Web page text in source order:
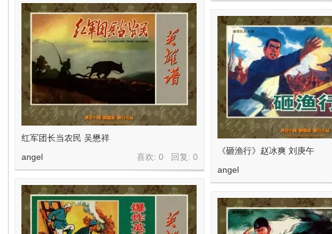
红军团长当农民 吴懋祥
喜欢: 0 回复:0
angel
《砸渔行》赵冰爽 刘庚午
angel